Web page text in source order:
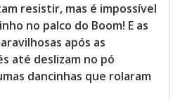
resistir, mas é impossível
no palco do Boom! E as
após as
até deslizam no pó
dancinhas que rolaram